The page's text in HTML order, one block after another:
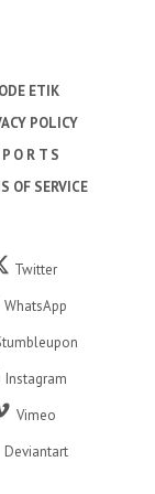
ETIK
POLICY
O R T S
OF SERVICE
Twitter
WhatsApp
Instagram
Vimeo
Deviantart